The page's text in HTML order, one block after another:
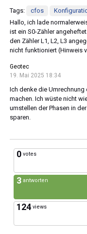
Tags: cfos
Hallo, ich lade
ist ein S0-Zähler
den Zähler L1, L2, L3
nicht funktioniert (Hinweis
Geotec
19. Mai 2025 18:34
Ich denke die
machen. Ich wüste nicht
umstellen der Phasen in
sparen.
0 votes
3 antworten
124 views